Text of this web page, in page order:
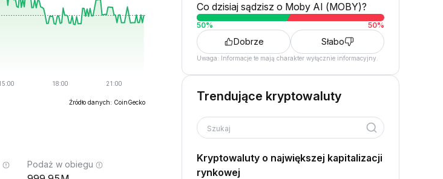
Źródło danych: CoinGecko
Podaż w obiegu
Co dzisiaj sądzisz o Moby AI (MOBY)?
50% 50%
Dobrze Słabo
Uwaga: Informacje te mają charakter wyłącznie informacyjny.
Trendujące kryptowaluty
Szukaj
Kryptowaluty o największej kapitalizacji
rynkowej